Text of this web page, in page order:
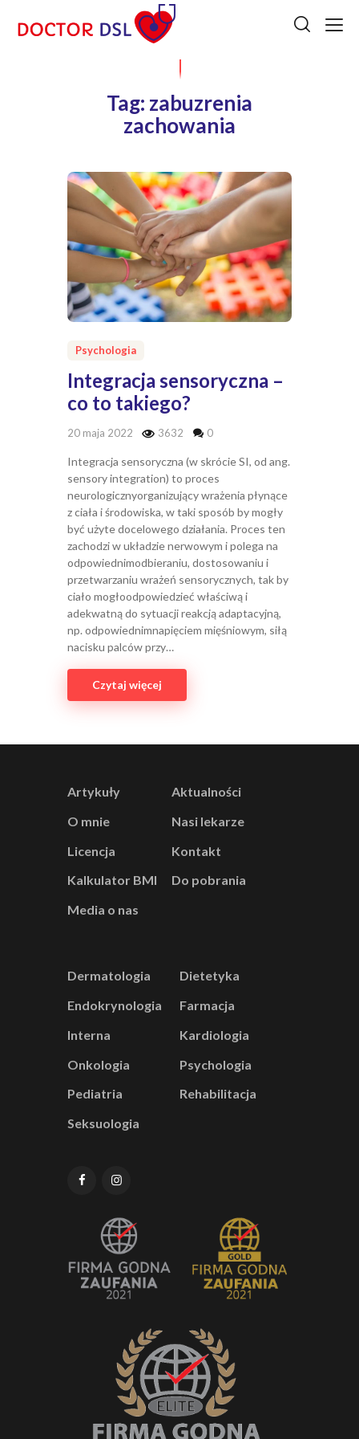
Tag: zabuzrenia
zachowania
Psychologia
Integracja sensoryczna –
co to takiego?
20 maja 2022 3632 0
Integracja sensoryczna (w skrócie SI, od ang.
sensory integration) to proces
neurologicznyorganizujący wrażenia płynące
z ciała i środowiska, w taki sposób by mogły
być użyte docelowego działania. Proces ten
zachodzi w układzie nerwowym i polega na
odpowiednimodbieraniu, dostosowaniu i
przetwarzaniu wrażeń sensorycznych, tak by
ciało mogłoodpowiedzieć właściwą i
adekwatną do sytuacji reakcją adaptacyjną,
np. odpowiednimnapięciem mięśniowym, siłą
nacisku palców przy…
Czytaj więcej
Artykuły
Aktualności
O mnie
Nasi lekarze
Licencja
Kontakt
Kalkulator BMI
Do pobrania
Media o nas
Dermatologia
Dietetyka
Endokrynologia
Farmacja
Interna
Kardiologia
Onkologia
Psychologia
Pediatria
Rehabilitacja
Seksuologia